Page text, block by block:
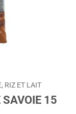
RIZ ET LAIT
15